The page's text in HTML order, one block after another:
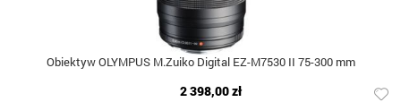
Obiektyw OLYMPUS M.Zuiko Digital EZ-M7530 II 75-300 mm
2 398,00 zł